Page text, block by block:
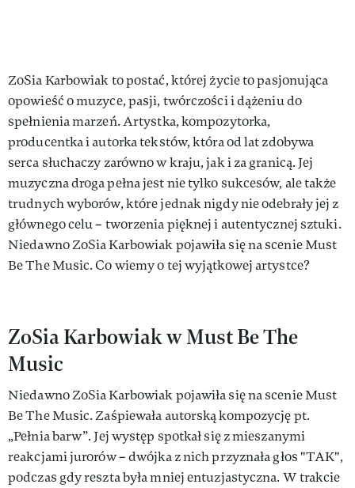
ZoSia Karbowiak to postać, której życie to pasjonująca
opowieść o muzyce, pasji, twórczości i dążeniu do
spełnienia marzeń. Artystka, kompozytorka,
producentka i autorka tekstów, która od lat zdobywa
serca słuchaczy zarówno w kraju, jak i za granicą. Jej
muzyczna droga pełna jest nie tylko sukcesów, ale także
trudnych wyborów, które jednak nigdy nie odebrały jej z
głównego celu – tworzenia pięknej i autentycznej sztuki.
Niedawno ZoSia Karbowiak pojawiła się na scenie Must
Be The Music. Co wiemy o tej wyjątkowej artystce?
ZoSia Karbowiak w Must Be The
Music
Niedawno ZoSia Karbowiak pojawiła się na scenie Must
Be The Music. Zaśpiewała autorską kompozycję pt.
„Pełnia barw”. Jej występ spotkał się z mieszanymi
reakcjami jurorów – dwójka z nich przyznała głos "TAK",
podczas gdy reszta była mniej entuzjastyczna. W trakcie